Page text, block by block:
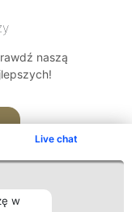
Live chat
w
naszą